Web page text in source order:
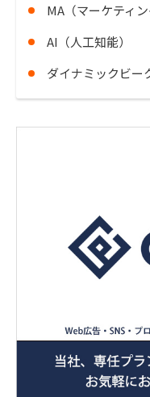
MA（マーケティ
AI（人工知能）
ダイナミックビー